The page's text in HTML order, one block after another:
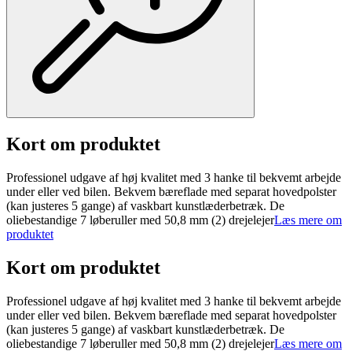
Kort om produktet
Professionel udgave af høj kvalitet med 3 hanke til bekvemt arbejde
under eller ved bilen. Bekvem bæreflade med separat hovedpolster
(kan justeres 5 gange) af vaskbart kunstlæderbetræk. De
oliebestandige 7 løberuller med 50,8 mm (2) drejelejerLæs mere om
produktet
Kort om produktet
Professionel udgave af høj kvalitet med 3 hanke til bekvemt arbejde
under eller ved bilen. Bekvem bæreflade med separat hovedpolster
(kan justeres 5 gange) af vaskbart kunstlæderbetræk. De
oliebestandige 7 løberuller med 50,8 mm (2) drejelejerLæs mere om